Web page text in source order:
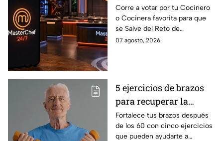
MasterChef 24/7 para
que salves a un
Cocinero del Reto de
Eliminación de este
Corre a votar por tu Cocinero
o Cocinera favorita para que
se Salve del Reto de
Eliminación de MasterChef
07 agosto, 2026
5 ejercicios de brazos
para recuperar la
fuerza después de los
60
Fortalece tus brazos después
de los 60 con cinco ejercicios
que pueden ayudarte a